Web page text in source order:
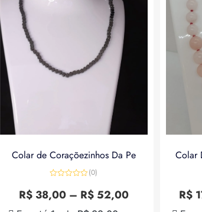
Colar de Coraçõezinhos Da Pe
0
de
(0)
R$38,00– R$52,00
Colar
R$